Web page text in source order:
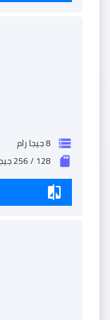
storage 8 جيجا رام
sd_storage 128 / 256 جيجا بايت
compare